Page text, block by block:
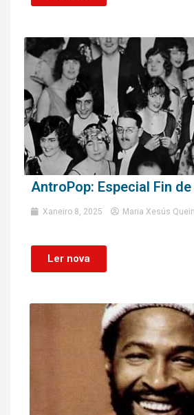
AntroPop: Especial Fin
Xaneiro 8, 2025 Maria Xesús
Ler nova